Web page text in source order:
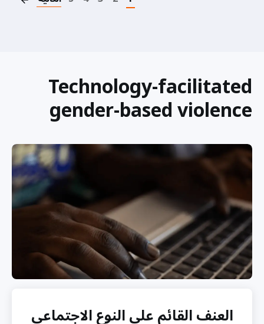
Technology-facilitated
gender-based violence
العنف القائم على النوع الاجتماعي